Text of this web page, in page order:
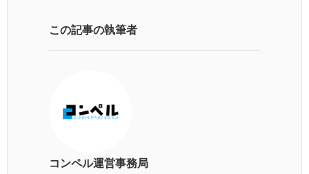
この記事の執筆者
コンペル運営事務局